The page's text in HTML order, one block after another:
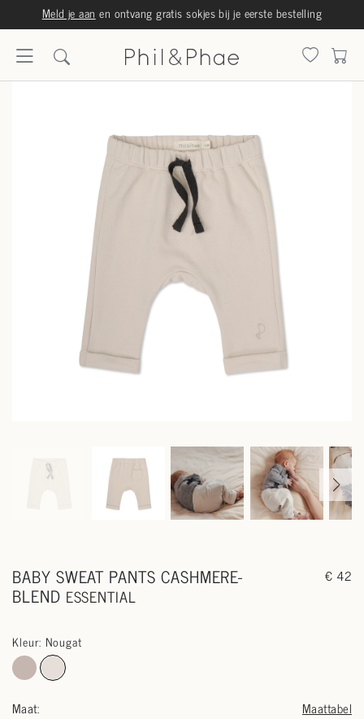
Meld je aan en ontvang gratis sokjes bij je eerste bestelling
BABY SWEAT PANTS CASHMERE-
BLEND ESSENTIAL
€ 42
Kleur: Nougat
Maat: Maattabel